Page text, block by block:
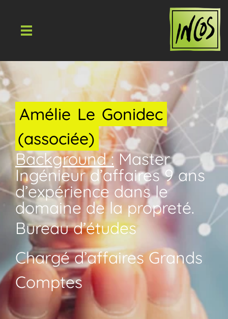
Amélie Le Gonidec
(associée)
Background :Master
Ingénieur d’affaires 9 ans
d’expérience dans le
domaine de la propreté.
Bureau d’études
Chargé d’affaires Grands
Comptes